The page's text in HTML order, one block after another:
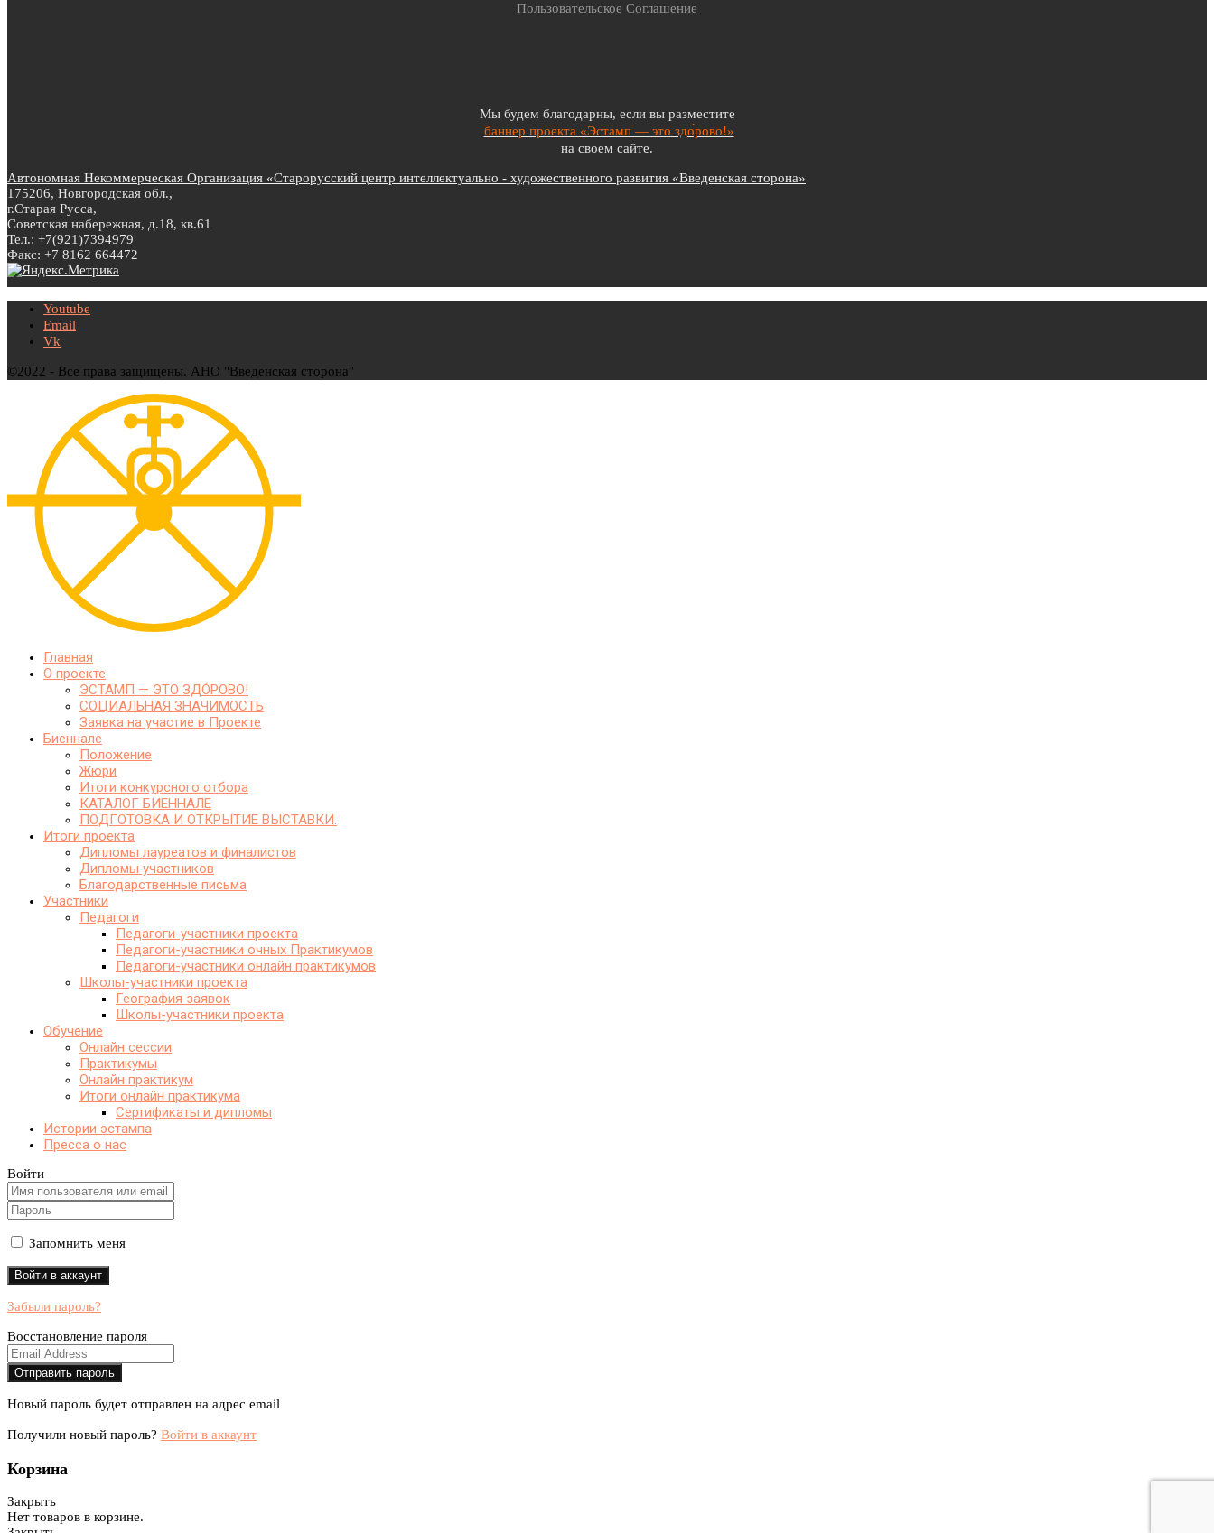
Пользовательское Соглашение
Мы будем благодарны, если вы разместите
баннер проекта «Эстамп — это здо́рово!»
на своем сайте.
Автономная Некоммерческая Организация «Старорусский центр интеллектуально - художественного развития «Введенская сторона»
175206, Новгородская обл.,
г.Старая Русса,
Советская набережная, д.18, кв.61
Тел.: +7(921)7394979
Факс: +7 8162 664472
Youtube
Email
Vk
©2022 - Все права защищены. АНО "Введенская сторона"
Главная
О проекте
ЭСТАМП — ЭТО ЗДО́РОВО!
СОЦИАЛЬНАЯ ЗНАЧИМОСТЬ
Заявка на участие в Проекте
Биеннале
Положение
Жюри
Итоги конкурсного отбора
КАТАЛОГ БИЕННАЛЕ
ПОДГОТОВКА И ОТКРЫТИЕ ВЫСТАВКИ.
Итоги проекта
Дипломы лауреатов и финалистов
Дипломы участников
Благодарственные письма
Участники
Педагоги
Педагоги-участники проекта
Педагоги-участники очных Практикумов
Педагоги-участники онлайн практикумов
Школы-участники проекта
География заявок
Школы-участники проекта
Обучение
Онлайн сессии
Практикумы
Онлайн практикум
Итоги онлайн практикума
Сертификаты и дипломы
Истории эстампа
Пресса о нас
Войти
Запомнить меня
Забыли пароль?
Восстановление пароля
Новый пароль будет отправлен на адрес email
Получили новый пароль? Войти в аккаунт
Корзина
Закрыть
Нет товаров в корзине.